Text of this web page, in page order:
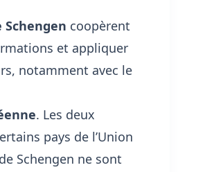
Schengen coopèrent
et appliquer
notamment avec le
. Les deux
pays de l’Union
Schengen ne sont